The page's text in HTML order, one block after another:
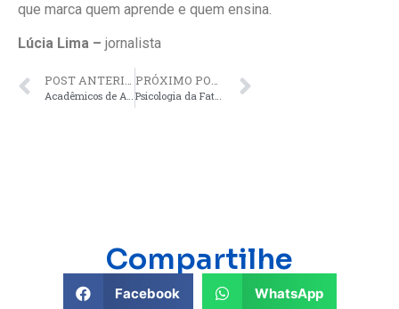
que marca quem aprende e quem ensina.
Lúcia Lima – jornalista
Psicologia da Fatec Ivaiporã conclui grupo reflexivo e fortalece apoio a mulheres vítimas de violência
Compartilhe
Facebook WhatsApp